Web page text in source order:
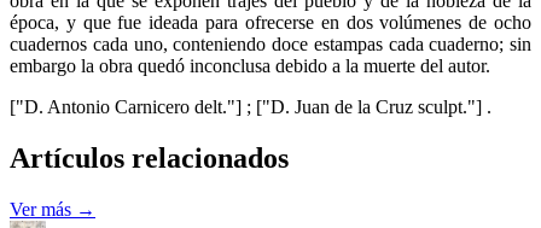
época, y que fue ideada para ofrecerse en dos volúmenes de ocho
cuadernos cada uno, conteniendo doce estampas cada cuaderno; sin
embargo la obra quedó inconclusa debido a la muerte del autor.
["D. Antonio Carnicero delt."] ; ["D. Juan de la Cruz sculpt."] .
Artículos relacionados
Ver más →